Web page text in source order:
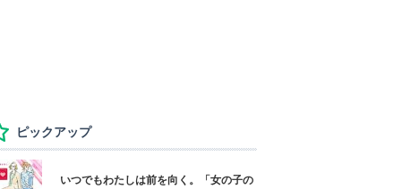
ピックアップ
いつでもわたしは前を向く。「女の子の